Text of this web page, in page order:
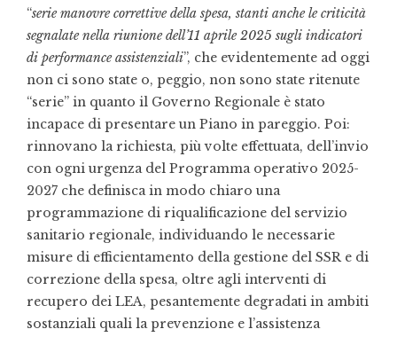
“serie manovre correttive della spesa, stanti anche le criticità
segnalate nella riunione dell’11 aprile 2025 sugli indicatori
di performance assistenziali”, che evidentemente ad oggi
non ci sono state o, peggio, non sono state ritenute
“serie” in quanto il Governo Regionale è stato
incapace di presentare un Piano in pareggio. Poi:
rinnovano la richiesta, più volte effettuata, dell’invio
con ogni urgenza del Programma operativo 2025-
2027 che definisca in modo chiaro una
programmazione di riqualificazione del servizio
sanitario regionale, individuando le necessarie
misure di efficientamento della gestione del SSR e di
correzione della spesa, oltre agli interventi di
recupero dei LEA, pesantemente degradati in ambiti
sostanziali quali la prevenzione e l’assistenza